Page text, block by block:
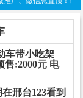
车带小吃架
售:2000元 电
邢台123看到